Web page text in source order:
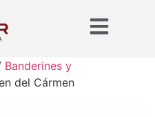
Banderines y
del Cármen